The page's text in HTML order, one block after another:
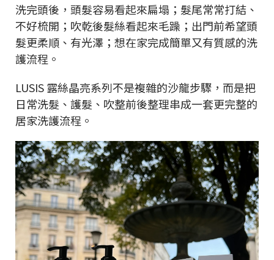
洗完頭後，頭髮容易看起來扁塌；髮尾常常打結、
不好梳開；吹乾後髮絲看起來毛躁；出門前希望頭
髮更柔順、有光澤；想在家完成簡單又有質感的洗
護流程。
LUSIS 露絲晶亮系列不是複雜的沙龍步驟，而是把
日常洗髮、護髮、吹整前後整理串成一套更完整的
居家洗護流程。